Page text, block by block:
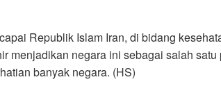
Republik Islam Iran, di bidang
menjadikan negara ini sebagai salah
banyak negara. (HS)